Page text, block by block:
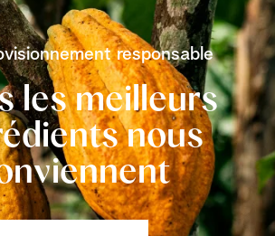
responsable
les meilleurs
nous